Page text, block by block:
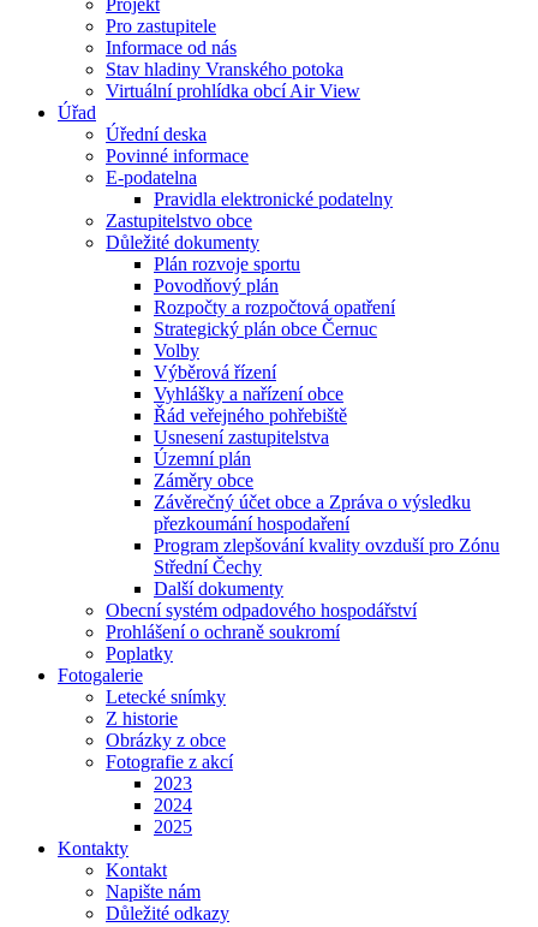
Projekt
Pro zastupitele
Informace od nás
Stav hladiny Vranského potoka
Virtuální prohlídka obcí Air View
Úřad
Úřední deska
Povinné informace
E-podatelna
Pravidla elektronické podatelny
Zastupitelstvo obce
Důležité dokumenty
Plán rozvoje sportu
Povodňový plán
Rozpočty a rozpočtová opatření
Strategický plán obce Černuc
Volby
Výběrová řízení
Vyhlášky a nařízení obce
Řád veřejného pohřebiště
Usnesení zastupitelstva
Územní plán
Záměry obce
Závěrečný účet obce a Zpráva o výsledku
přezkoumání hospodaření
Program zlepšování kvality ovzduší pro Zónu
Střední Čechy
Další dokumenty
Obecní systém odpadového hospodářství
Prohlášení o ochraně soukromí
Poplatky
Fotogalerie
Letecké snímky
Z historie
Obrázky z obce
Fotografie z akcí
2023
2024
2025
Kontakty
Kontakt
Napište nám
Důležité odkazy